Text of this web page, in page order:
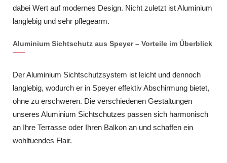
dabei Wert auf modernes Design. Nicht zuletzt ist Aluminium
langlebig und sehr pflegearm.
Aluminium Sichtschutz aus Speyer – Vorteile im Überblick
Der Aluminium Sichtschutzsystem ist leicht und dennoch
langlebig, wodurch er in Speyer effektiv Abschirmung bietet,
ohne zu erschweren. Die verschiedenen Gestaltungen
unseres Aluminium Sichtschutzes passen sich harmonisch
an Ihre Terrasse oder Ihren Balkon an und schaffen ein
wohltuendes Flair.